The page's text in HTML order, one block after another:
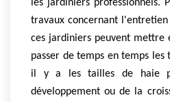
les jardiniers professionnels.
travaux concernant
ces jardiniers peuvent mettre
passer de temps en temps les
il y a les tailles de haie
développement ou de la